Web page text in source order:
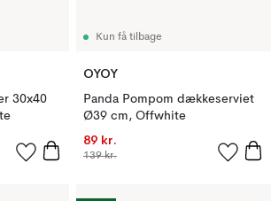
30x40
Kun få tilbage
OYOY
Panda Pompom dækkeserviet
Ø39 cm, Offwhite
89 kr.
139 kr.